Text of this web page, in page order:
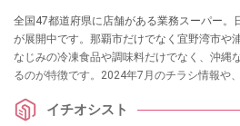
全国47都道府県に店舗がある業務スーパー。
が展開中です。那覇市だけでなく宜野湾市や
なじみの冷凍食品や調味料だけでなく、沖縄
るのが特徴です。2024年7月のチラシ情報や
イチオシスト